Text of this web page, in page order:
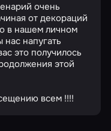
очень
от декораций
в нашем личном
напугать
это получилось
этой
всем !!!!